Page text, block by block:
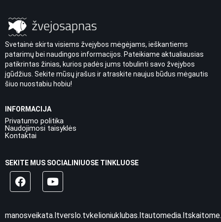
Svetainė skirta visiems žvejybos mėgėjams, ieškantiems
patarimų bei naudingos informacijos. Pateikiame aktualiausias
patikrintas žinias, kurios padės jums tobulinti savo žvejybos
įgūdžius. Sekite mūsų įrašus ir atraskite naujus būdus mėgautis
šiuo nuostabiu hobiu!
INFORMACIJA
Privatumo politika
Naudojimosi taisyklės
Kontaktai
SEKITE MUS SOCIALINIUOSE TINKLUOSE
manosveikata.ltverslo.tvkelioniuklubas.ltautomedia.lt